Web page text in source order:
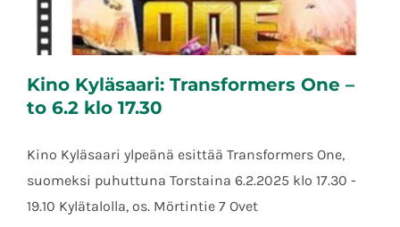
Kino Kyläsaari: Transformers One – to 6.2
klo 17.30
Kino Kyläsaari: Transformers One –
to 6.2 klo 17.30
Kino Kyläsaari ylpeänä esittää Transformers One,
suomeksi puhuttuna Torstaina 6.2.2025 klo 17.30 -
19.10 Kylätalolla, os. Mörtintie 7 Ovet